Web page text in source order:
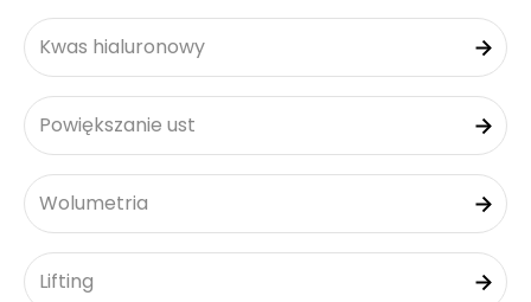
Kwas hialuronowy
Powiększanie ust
Wolumetria
Lifting